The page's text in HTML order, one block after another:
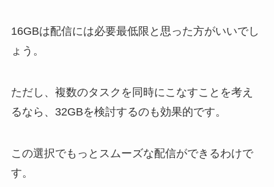
16GBは配信には必要最低限と思った方がいいでし
ょう。
ただし、複数のタスクを同時にこなすことを考え
るなら、32GBを検討するのも効果的です。
この選択でもっとスムーズな配信ができるわけで
す。